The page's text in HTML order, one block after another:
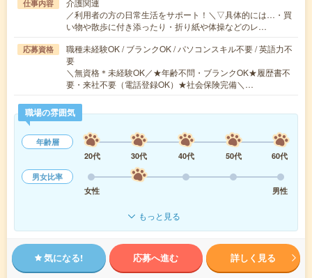
仕事内容
介護関連
／利用者の方の日常生活をサポート！＼▽具体的には…・買
い物や散歩に付き添ったり・折り紙や体操などのレ…
応募資格
職種未経験OK / ブランクOK / パソコンスキル不要 / 英語力不
要
＼無資格＊未経験OK／★年齢不問・ブランクOK★履歴書不
要・来社不要（電話登録OK）★社会保険完備＼…
職場の雰囲気
年齢層
20代
30代 40代 50代
60代
男女比率
女性
男性
もっと見る
気になる! 応募へ進む 詳しく見る